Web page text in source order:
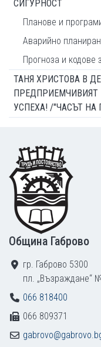
СИГУРНОСТ
Планове и
Аварийно
Прогноза и кодове
ТАНЯ ХРИСТОВА В
УСПЕХА! /"ЧАСЪТ НА
Footer
Община Габрово
гр. Габрово 5300
пл. „Възраждане“
066 818400
066 809371